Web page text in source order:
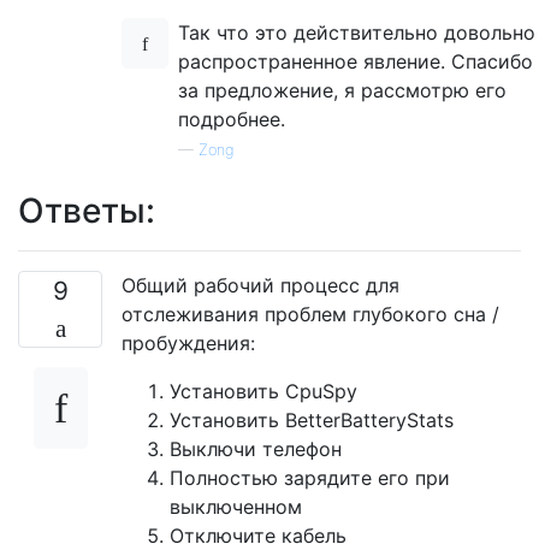
Так что это действительно довольно
распространенное явление. Спасибо
за предложение, я рассмотрю его
подробнее.
— Zong
Ответы:
9
Общий рабочий процесс для
отслеживания проблем глубокого сна /
пробуждения:
Установить CpuSpy
Установить BetterBatteryStats
Выключи телефон
Полностью зарядите его при
выключенном
Отключите кабель